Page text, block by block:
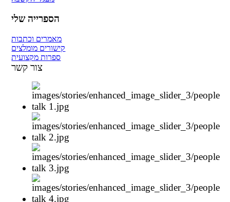
הספרייה שלי
מאמרים וכתבות
קישורים מומלצים
ספרות מקצועית
צור קשר